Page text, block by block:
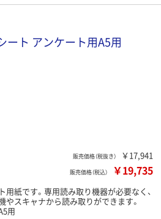
ート アンケート用A5用
販売価格（税抜き） ￥17,941
販売価格（税込） ￥19,735
紙です。専用読み取り機器が必要なく、
やスキャナから読み取りができます。
用